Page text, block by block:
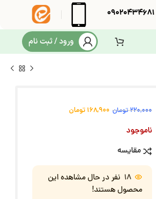
09020434681
ورود / ثبت نام
220,000تومان 168,900 تومان
ناموجود
مقایسه
18 نفر در حال مشاهده این
محصول هستند!